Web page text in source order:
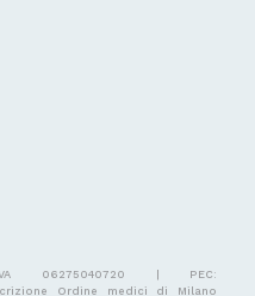
06275040720 | PEC:
Ordine medici di Milano